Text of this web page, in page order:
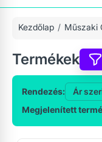
Kezdőlap Műszaki
Termékek
Rendezés:
Megjelenített